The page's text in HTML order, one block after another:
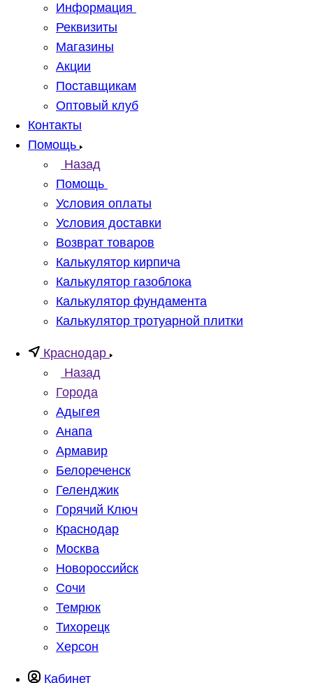
Информация
Реквизиты
Магазины
Акции
Поставщикам
Оптовый клуб
Контакты
Помощь
Назад
Помощь
Условия оплаты
Условия доставки
Возврат товаров
Калькулятор кирпича
Калькулятор газоблока
Калькулятор фундамента
Калькулятор тротуарной плитки
Краснодар
Назад
Города
Адыгея
Анапа
Армавир
Белореченск
Геленджик
Горячий Ключ
Краснодар
Москва
Новороссийск
Сочи
Темрюк
Тихорецк
Херсон
Кабинет